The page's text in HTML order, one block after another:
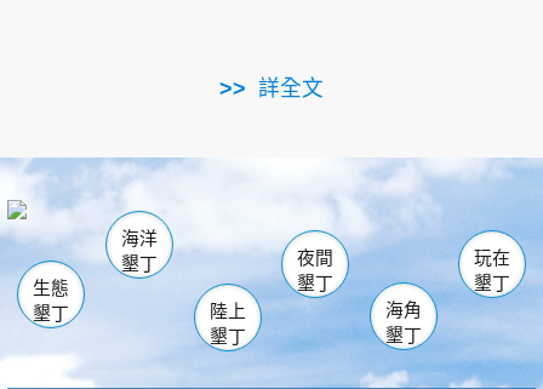
詳全文
南仁湖
海生館
恆春 佳樂水
龍鑾潭自然中心 森林遊樂區
瓊麻館
關山 墾管處遊客中心
社頂公園 風吹沙
船帆石
白砂 龍磐公園
香蕉灣
砂島
鵝鑾鼻
生態
墾丁
海洋
墾丁
陸上
墾丁
夜間
墾丁
海角
墾丁
玩在
墾丁